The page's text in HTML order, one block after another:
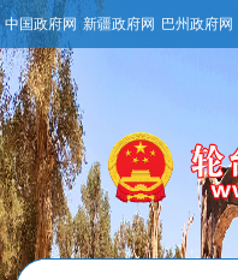
中国政府网 新疆政府网 巴州政府网